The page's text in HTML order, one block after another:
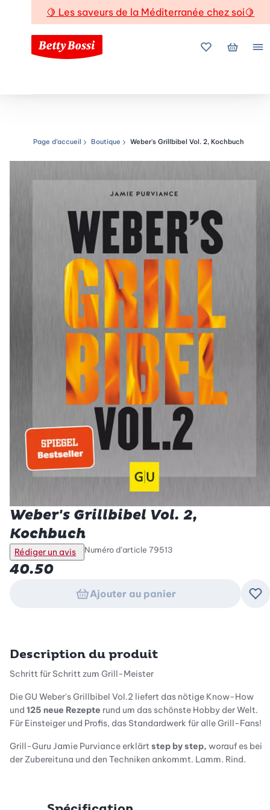
🍋 Les saveurs de la Méditerranée chez soi🍋
Mes favoris
Mon
Chemin de navigation
Page d’accueil Boutique Weber's Grillbibel Vol. 2, Kochbuch
Weber's Grillbibel Vol. 2,
Kochbuch
Rédiger un avis Numéro d’article 79513
40.50
Ajouter au panier
Description du produit
Schritt für Schritt zum Grill-Meister
Die GU Weber's Grillbibel Vol.2 liefert das nötige Know-How
und 125 neue Rezepte rund um das schönste Hobby der Welt.
Für Einsteiger und Profis, das Standardwerk für alle Grill-Fans!
Grill-Guru Jamie Purviance erklärtstep by step, worauf es bei
der Zubereitung und den Techniken ankommt. Lamm, Rind,